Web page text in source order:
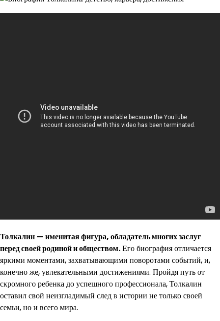
Толкалин — именитая фигура, обладатель многих заслуг
перед своей родиной и обществом.Его биография отличается
яркими моментами, захватывающими поворотами событий, и,
конечно же, увлекательными достижениями. Пройдя путь от
скромного ребенка до успешного профессионала, Толкалин
оставил свой неизгладимый след в истории не только своей
семьи, но и всего мира.